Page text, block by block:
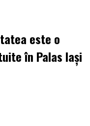
este o
în Palas Iași